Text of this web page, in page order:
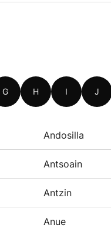
G H I J
Andosilla
Antsoain
Antzin
Anue